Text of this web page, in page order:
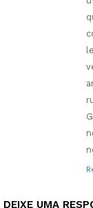
DEIXE UMA